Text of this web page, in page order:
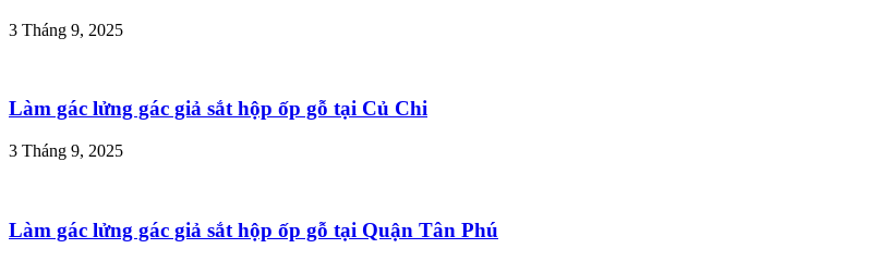
3 Tháng 9, 2025
Làm gác lửng gác giả sắt hộp ốp gỗ tại Củ Chi
3 Tháng 9, 2025
Làm gác lửng gác giả sắt hộp ốp gỗ tại Quận Tân Phú